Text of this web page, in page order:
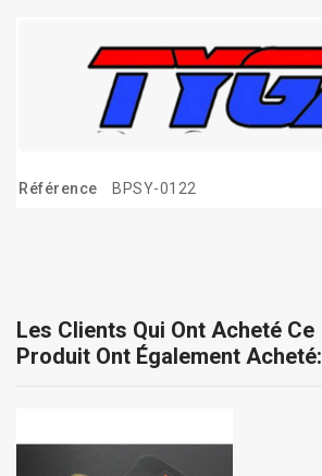
Référence BPSY-0122
Les Clients Qui Ont Acheté Ce
Produit Ont Également Acheté: